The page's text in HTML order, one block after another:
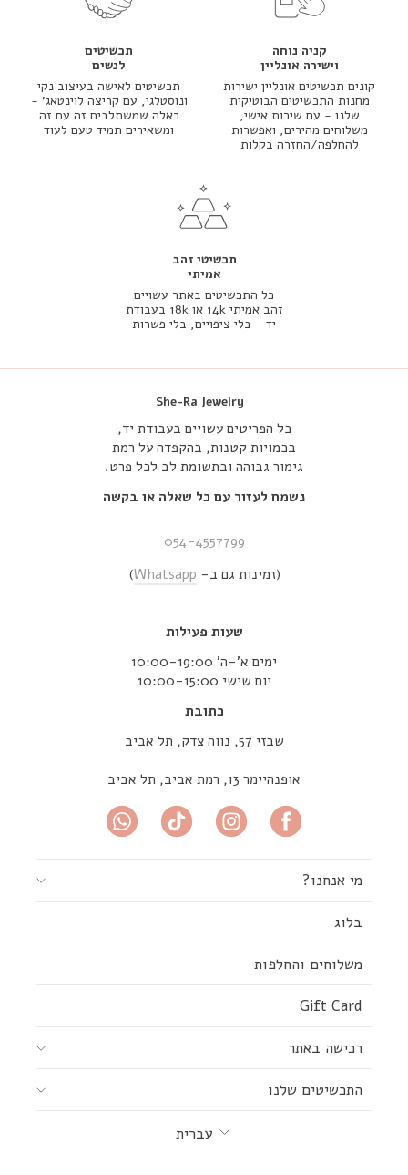
תכשיטים
לנשים
תכשיטים לאישה בעיצוב נקי
ונוסטלגי, עם קריצה לוינטאג' -
כאלה שמשתלבים זה עם זה
ומשאירים תמיד טעם לעוד
תכשיטי זהב
אמיתי
כל התכשיטים באתר עשויים
זהב אמיתי 14k או 18k בעבודת
יד - בלי ציפויים, בלי פשרות
קניה נוחה
וישירה אונליין
קונים תכשיטים אונליין ישירות
מחנות התכשיטים הבוטיקית
שלנו - עם שירות אישי,
משלוחים מהירים, ואפשרות
להחלפה/החזרה בקלות
She-Ra Jewelry
כל הפריטים עשויים בעבודת יד,
בכמויות קטנות, בהקפדה על רמת
גימור גבוהה ובתשומת לב לכל פרט.
נשמח לעזור עם כל שאלה או בקשה
054-4557799
(זמינות גם ב- Whatsapp
)
שעות פעילות
ימים א’-ה’ 10:00-19:00
יום שישי 10:00-15:00
כתובת
שבזי 57, נווה צדק, תל אביב
אופנהיימר 13, רמת אביב, תל אביב
מי אנחנו?
בלוג
משלוחים והחלפות
Gift Card
רכישה באתר
התכשיטים שלנו
שפהעברית